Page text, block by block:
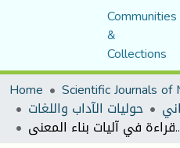
Communities
&
Collections
Home
حوليات الآداب واللغات
السيميائية. قراءة في آليات بناء المعنى